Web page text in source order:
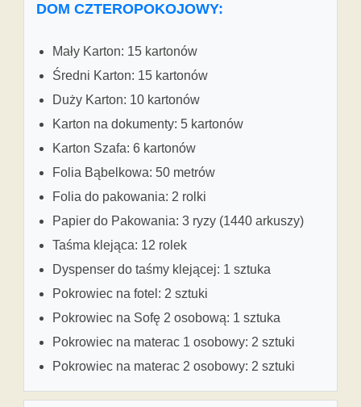
DOM CZTEROPOKOJOWY:
Mały Karton: 15 kartonów
Średni Karton: 15 kartonów
Duży Karton: 10 kartonów
Karton na dokumenty: 5 kartonów
Karton Szafa: 6 kartonów
Folia Bąbelkowa: 50 metrów
Folia do pakowania: 2 rolki
Papier do Pakowania: 3 ryzy (1440 arkuszy)
Taśma klejąca: 12 rolek
Dyspenser do taśmy klejącej: 1 sztuka
Pokrowiec na fotel: 2 sztuki
Pokrowiec na Sofę 2 osobową: 1 sztuka
Pokrowiec na materac 1 osobowy: 2 sztuki
Pokrowiec na materac 2 osobowy: 2 sztuki